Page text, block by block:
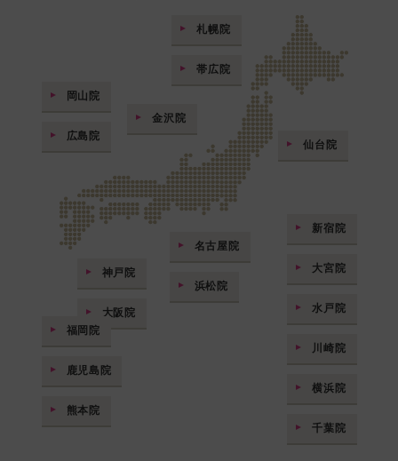
新宿院
大宮院
水戸院
川崎院
横浜院
千葉院
札幌院
帯広院
仙台院
名古屋院
浜松院
金沢院
神戸院
大阪院
岡山院
広島院
福岡院
鹿児島院
熊本院